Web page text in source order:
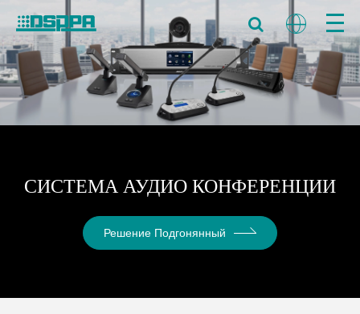
СИСТЕМА АУДИО КОНФЕРЕНЦИИ
Решение Подгонянный